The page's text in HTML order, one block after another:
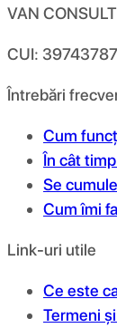
VAN
CUI: 39743787
Întrebări
Cum
În cât
Se
Cum îmi
Link-uri utile
Ce este
Termeni